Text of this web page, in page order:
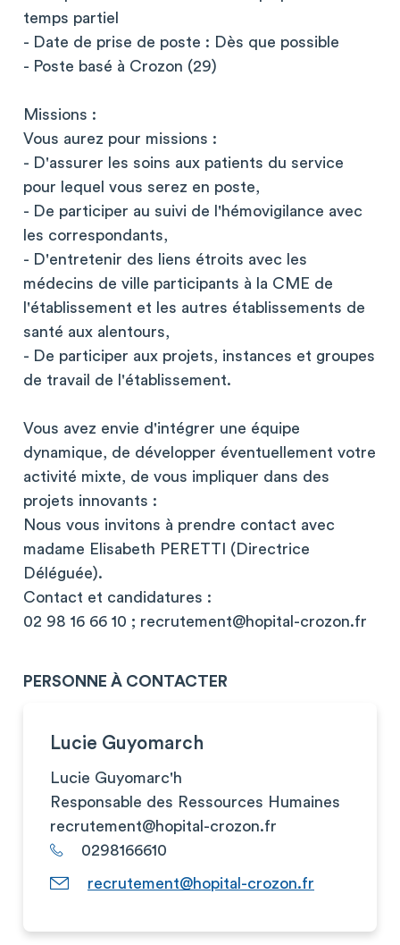
temps partiel
- Date de prise de poste : Dès que possible
- Poste basé à Crozon (29)
Missions :
Vous aurez pour missions :
- D'assurer les soins aux patients du service
pour lequel vous serez en poste,
- De participer au suivi de l'hémovigilance avec
les correspondants,
- D'entretenir des liens étroits avec les
médecins de ville participants à la CME de
l'établissement et les autres établissements de
santé aux alentours,
- De participer aux projets, instances et groupes
de travail de l'établissement.
Vous avez envie d'intégrer une équipe
dynamique, de développer éventuellement votre
activité mixte, de vous impliquer dans des
projets innovants :
Nous vous invitons à prendre contact avec
madame Elisabeth PERETTI (Directrice
Déléguée).
Contact et candidatures :
02 98 16 66 10 ; recrutement@hopital-crozon.fr
PERSONNE À CONTACTER
Lucie Guyomarch
Lucie Guyomarc'h
Responsable des Ressources Humaines
recrutement@hopital-crozon.fr
0298166610
recrutement@hopital-crozon.fr